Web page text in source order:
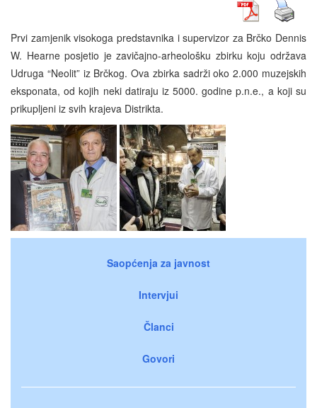
Prvi zamjenik visokoga predstavnika i supervizor za Brčko Dennis
W. Hearne posjetio je zavičajno-arheološku zbirku koju održava
Udruga “Neolit” iz Brčkog. Ova zbirka sadrži oko 2.000 muzejskih
eksponata, od kojih neki datiraju iz 5000. godine p.n.e., a koji su
prikupljeni iz svih krajeva Distrikta.
Saopćenja za javnost
Intervjui
Članci
Govori